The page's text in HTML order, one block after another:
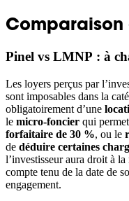
Comparaison
Pinel vs LMNP : à
Les loyers perçus par
sont imposables dans la
obligatoirement d’une
le micro-foncier qui
forfaitaire de 30 %, ou le
de déduire certaines
l’investisseur aura droit à
compte tenu de la date de
engagement.